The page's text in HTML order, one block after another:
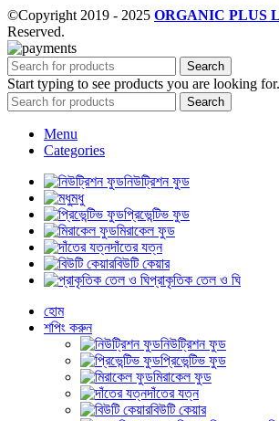
©Copyright 2019 - 2025 ORGANIC PLUS
Reserved.
Search
Start typing to see products you are looking for.
Search
Menu
Categories
নিউট্রিশন ফুড
মধু
প্রিভেন্টিভ ফুড
মিরাকেল ফুড
দাঁতের যত্ন
বিউটি কেয়ার
প্রাকৃতিক তেল ও ঘি
হোম
শপিং করুন
নিউট্রিশন ফুড
প্রিভেন্টিভ ফুড
মিরাকেল ফুড
দাঁতের যত্ন
বিউটি কেয়ার